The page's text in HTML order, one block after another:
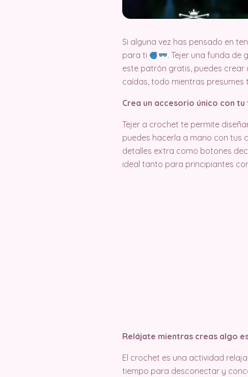
Si alguna vez has pensado en
para ti
. Tejer una funda de
este patrón gratis, puedes
caídas, todo mientras presumes
Crea un accesorio único con
Tejer a crochet te permite
puedes hacerla a mano con tus
detalles extra como botones
ideal tanto para principiantes
Relájate mientras creas algo
El crochet es una actividad
tiempo para desconectar y